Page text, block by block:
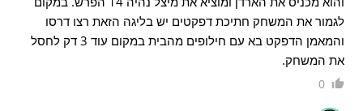
לגמור את המשחק חתיכת דפקטים יש בליגה הזאת רצו דרסו
והמאמן הדפקט בא עם חילופים מהבית במקום עוד 3 דק לחסל
את המשחק.
0